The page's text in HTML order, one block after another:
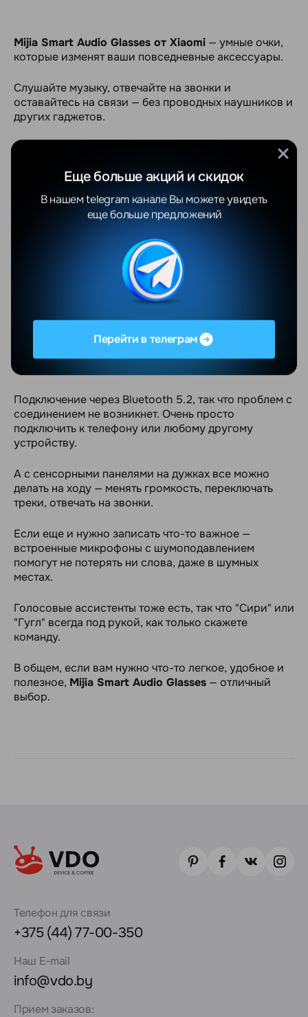
Mijia Smart Audio Glasses от Xiaomi — умные очки,
которые изменят ваши повседневные аксессуары.
Слушайте музыку, отвечайте на звонки и
оставайтесь на связи — без проводных наушников и
других гаджетов.
Очки весом всего 27 граммов, комфортные для
ежедневного использования. Они не давят на нос и
не чувствуются, даже если носить весь день. К тому
различные оправы на любой вкус.
Что еще приятно, они не блокируют окружающий
мир. Можете слушать любимые треки, подкасты или
просто болтать по телефону, и при этом слышать
все, что происходит вокруг.
слушать музыку целый день или общаться по
телефону, не переживая, что сядет зарядка. Ну, а
если все же разрядится, за 10 минут подзарядки
получите около 4 часов работы.
Подключение через Bluetooth 5.2, так что проблем с
соединением не возникнет. Очень просто
подключить к телефону или любому другому
устройству.
А с сенсорными панелями на дужках все можно
делать на ходу — менять громкость, переключать
треки, отвечать на звонки.
Если еще и нужно записать что-то важное —
встроенные микрофоны с шумоподавлением
помогут не потерять ни слова, даже в шумных
местах.
Голосовые ассистенты тоже есть, так что "Сири" или
"Гугл" всегда под рукой, как только скажете
команду.
В общем, если вам нужно что-то легкое, удобное и
полезное, Mijia Smart Audio Glasses — отличный
выбор.
Телефон для связи
+375 (44) 77-00-350
Наш E-mail
info@vdo.by
Прием заказов:
Перейти в телеграм
Еще больше акций и скидок
В нашем telegram канале Вы можете увидеть
еще больше предложений